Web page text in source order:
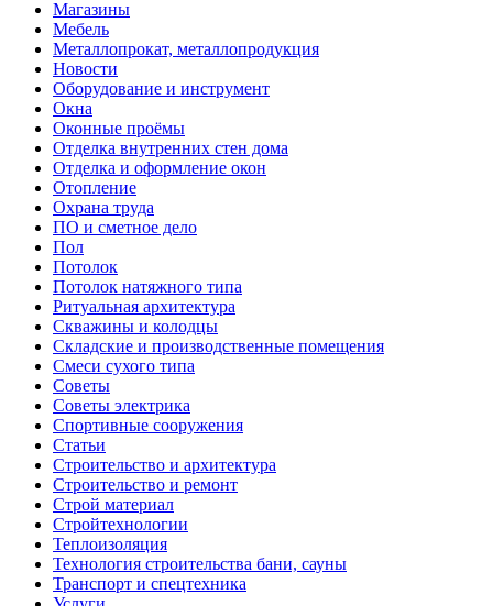
Магазины
Мебель
Металлопрокат, металлопродукция
Новости
Оборудование и инструмент
Окна
Оконные проёмы
Отделка внутренних стен дома
Отделка и оформление окон
Отопление
Охрана труда
ПО и сметное дело
Пол
Потолок
Потолок натяжного типа
Ритуальная архитектура
Скважины и колодцы
Складские и производственные помещения
Смеси сухого типа
Советы
Советы электрика
Спортивные сооружения
Статьи
Строительство и архитектура
Строительство и ремонт
Строй материал
Стройтехнологии
Теплоизоляция
Технология строительства бани, сауны
Транспорт и спецтехника